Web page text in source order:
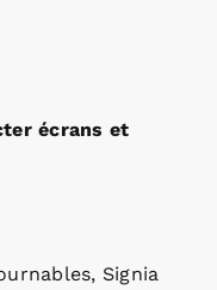
écrans et
Signia